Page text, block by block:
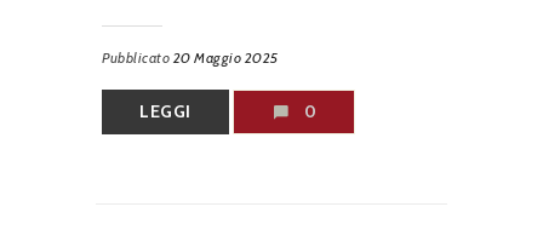
Pubblicato 20 Maggio 2025
LEGGI 0